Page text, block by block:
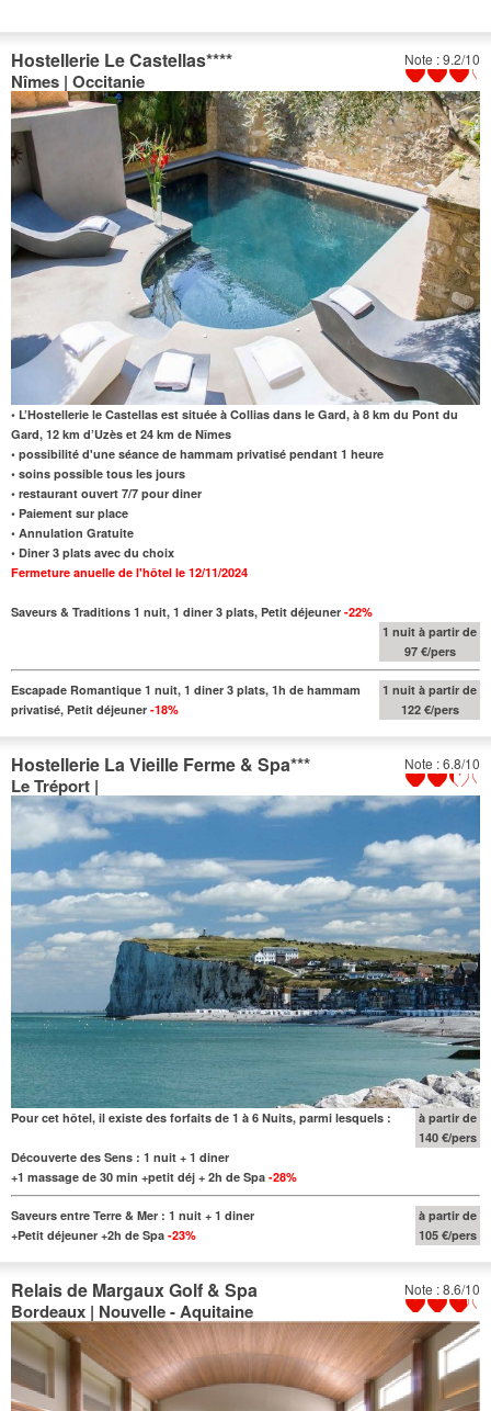
Note : 9.2/10
Hostellerie Le Castellas****
Nîmes | Occitanie
• L’Hostellerie le Castellas est située à Collias dans le Gard, à 8 km du Pont du
Gard, 12 km d’Uzès et 24 km de Nîmes
• possibilité d'une séance de hammam privatisé pendant 1 heure
• soins possible tous les jours
• restaurant ouvert 7/7 pour diner
• Paiement sur place
• Annulation Gratuite
• Diner 3 plats avec du choix
Fermeture anuelle de l'hôtel le 12/11/2024
Saveurs & Traditions 1 nuit, 1 diner 3 plats, Petit déjeuner -22%
1 nuit à partir de
97 €/pers
Escapade Romantique 1 nuit, 1 diner 3 plats, 1h de hammam
privatisé, Petit déjeuner -18%
1 nuit à partir de
122 €/pers
Note : 6.8/10
Hostellerie La Vieille Ferme & Spa***
Le Tréport |
Pour cet hôtel, il existe des forfaits de 1 à 6 Nuits, parmi lesquels :
Découverte des Sens : 1 nuit + 1 diner
+1 massage de 30 min +petit déj + 2h de Spa -28%
à partir de
140 €/pers
Saveurs entre Terre & Mer : 1 nuit + 1 diner
+Petit déjeuner +2h de Spa -23%
à partir de
105 €/pers
Note : 8.6/10
Relais de Margaux Golf & Spa
Bordeaux | Nouvelle - Aquitaine